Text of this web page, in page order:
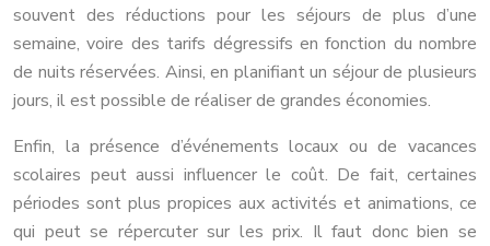
souvent des réductions pour les séjours de plus d’une
semaine, voire des tarifs dégressifs en fonction du nombre
de nuits réservées. Ainsi, en planifiant un séjour de plusieurs
jours, il est possible de réaliser de grandes économies.
Enfin, la présence d’événements locaux ou de vacances
scolaires peut aussi influencer le coût. De fait, certaines
périodes sont plus propices aux activités et animations, ce
qui peut se répercuter sur les prix. Il faut donc bien se